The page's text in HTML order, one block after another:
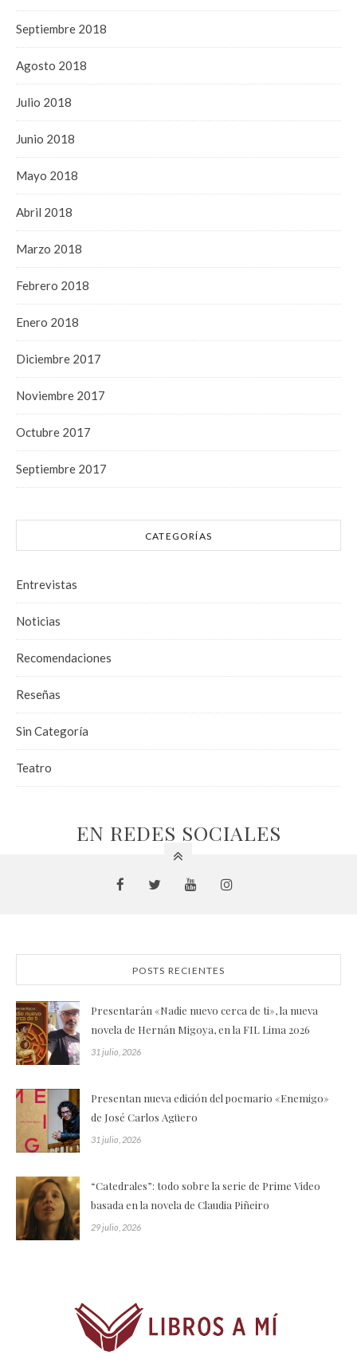
Septiembre 2018
Agosto 2018
Julio 2018
Junio 2018
Mayo 2018
Abril 2018
Marzo 2018
Febrero 2018
Enero 2018
Diciembre 2017
Noviembre 2017
Octubre 2017
Septiembre 2017
CATEGORÍAS
Entrevistas
Noticias
Recomendaciones
Reseñas
Sin Categoría
Teatro
EN REDES SOCIALES
POSTS RECIENTES
Presentarán «Nadie nuevo cerca de ti», la nueva
novela de Hernán Migoya, en la FIL Lima 2026
31 julio, 2026
Presentan nueva edición del poemario «Enemigo»
de José Carlos Agüero
31 julio, 2026
“Catedrales”: todo sobre la serie de Prime Video
basada en la novela de Claudia Piñeiro
29 julio, 2026